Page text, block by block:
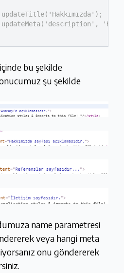
bu şekilde
şu şekilde
name parametresi
veya hangi meta
onu göndererek